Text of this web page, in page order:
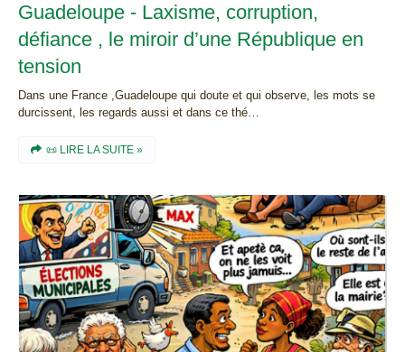
Guadeloupe - Laxisme, corruption,
défiance , le miroir d’une République en
tension
Dans une France ,Guadeloupe qui doute et qui observe, les mots se
durcissent, les regards aussi et dans ce thé…
📜 LIRE LA SUITE »